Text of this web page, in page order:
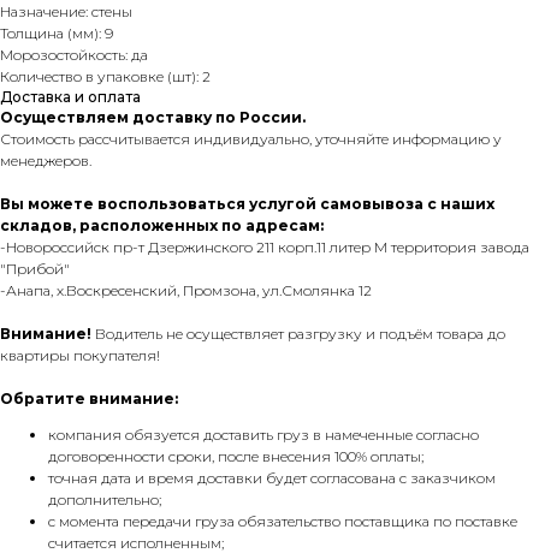
Назначение: стены
Толщина (мм): 9
Морозостойкость: да
Количество в упаковке (шт): 2
Доставка и оплата
Осуществляем доставку по России.
Стоимость рассчитывается индивидуально, уточняйте информацию у
менеджеров.
Вы можете воспользоваться услугой самовывоза с наших
складов, расположенных по адресам:
-Новороссийск пр-т Дзержинского 211 корп.11 литер М территория завода
"Прибой"
-Анапа, х.Воскресенский, Промзона, ул.Смолянка 12
Внимание! Водитель не осуществляет разгрузку и подъём товара до
квартиры покупателя!
Обратите внимание:
компания обязуется доставить груз в намеченные согласно
договоренности сроки, после внесения 100% оплаты;
точная дата и время доставки будет согласована с заказчиком
дополнительно;
с момента передачи груза обязательство поставщика по поставке
считается исполненным;